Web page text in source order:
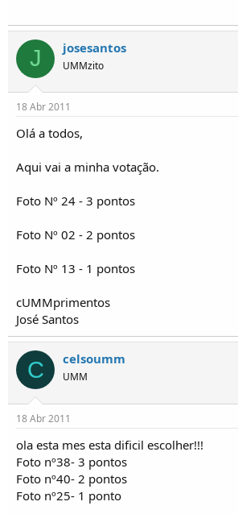
J josesantos
UMMzito
18 Abr 2011
Olá a todos,
Aqui vai a minha votação.
Foto Nº 24 - 3 pontos
Foto Nº 02 - 2 pontos
Foto Nº 13 - 1 pontos
cUMMprimentos
José Santos
C celsoumm
UMM
18 Abr 2011
ola esta mes esta dificil escolher!!!
Foto nº38- 3 pontos
Foto nº40- 2 pontos
Foto nº25- 1 ponto